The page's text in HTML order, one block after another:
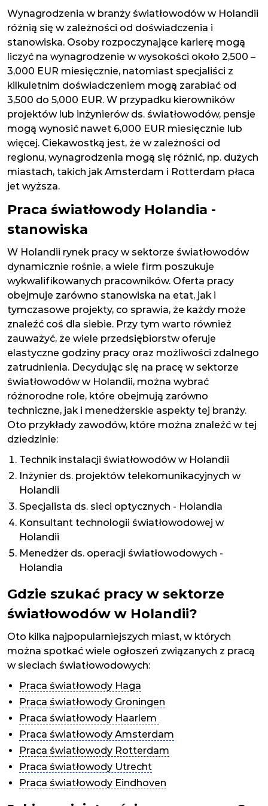
Wynagrodzenia w branży światłowodów w Holandii
różnią się w zależności od doświadczenia i
stanowiska. Osoby rozpoczynające karierę mogą
liczyć na wynagrodzenie w wysokości około 2,500 –
3,000 EUR miesięcznie, natomiast specjaliści z
kilkuletnim doświadczeniem mogą zarabiać od
3,500 do 5,000 EUR. W przypadku kierowników
projektów lub inżynierów ds. światłowodów, pensje
mogą wynosić nawet 6,000 EUR miesięcznie lub
więcej. Ciekawostką jest, że w zależności od
regionu, wynagrodzenia mogą się różnić, np. dużych
miastach, takich jak Amsterdam i Rotterdam płaca
jet wyższa.
Praca światłowody Holandia -
stanowiska
W Holandii rynek pracy w sektorze światłowodów
dynamicznie rośnie, a wiele firm poszukuje
wykwalifikowanych pracowników. Oferta pracy
obejmuje zarówno stanowiska na etat, jak i
tymczasowe projekty, co sprawia, że każdy może
znaleźć coś dla siebie. Przy tym warto również
zauważyć, że wiele przedsiębiorstw oferuje
elastyczne godziny pracy oraz możliwości zdalnego
zatrudnienia. Decydując się na pracę w sektorze
światłowodów w Holandii, można wybrać
różnorodne role, które obejmują zarówno
techniczne, jak i menedżerskie aspekty tej branży.
Oto przykłady zawodów, które można znaleźć w tej
dziedzinie:
Technik instalacji światłowodów w Holandii
Inżynier ds. projektów telekomunikacyjnych w
Holandii
Specjalista ds. sieci optycznych - Holandia
Konsultant technologii światłowodowej w
Holandii
Menedżer ds. operacji światłowodowych -
Holandia
Gdzie szukać pracy w sektorze
światłowodów w Holandii?
Oto kilka najpopularniejszych miast, w których
można spotkać wiele ogłoszeń związanych z pracą
w sieciach światłowodowych:
Praca światłowody Haga
Praca światłowody Groningen
Praca światłowody Haarlem
Praca światłowody Amsterdam
Praca światłowody Rotterdam
Praca światłowody Utrecht
Praca światłowody Eindhoven